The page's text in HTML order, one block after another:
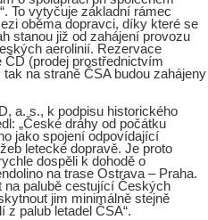
To vytyčuje základní rámec
oběma dopravci, díky které se
stanou již od zahájení provozu
aerolinií. Rezervace
(prodej prostřednictvím
na straně ČSA budou zahájeny
a. s., k podpisu historického
„České dráhy od počátku
jako spojení odpovídající
letecké dopravě. Je proto
dospěli k dohodě o
na trase Ostrava – Praha.
na palubě cestující Českých
jim minimálně stejně
palub letadel ČSA“.